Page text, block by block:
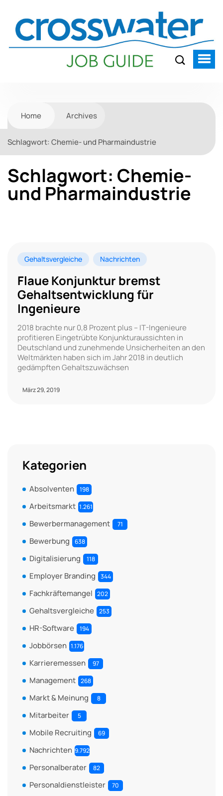
Home Archives
Schlagwort: Chemie- und Pharmaindustrie
Schlagwort: Chemie-
und Pharmaindustrie
Gehaltsvergleiche Nachrichten
Flaue Konjunktur bremst
Gehaltsentwicklung für
Ingenieure
2018 brachte nur 0,8 Prozent plus – IT-Ingenieure
profitieren Eingetrübte Konjunkturaussichten in
Deutschland und zunehmende Unsicherheiten an den
Weltmärkten haben sich im Jahr 2018 in deutlich
gedämpften Gehaltszuwächsen
März 29, 2019
Kategorien
Absolventen 198
Arbeitsmarkt 1.261
Bewerbermanagement 71
Bewerbung 638
Digitalisierung 118
Employer Branding 344
Fachkräftemangel 202
Gehaltsvergleiche 253
HR-Software 194
Jobbörsen 1.176
Karrieremessen 97
Management 268
Markt & Meinung 8
Mitarbeiter 5
Mobile Recruiting 69
Nachrichten 9.792
Personalberater 82
Personaldienstleister 70